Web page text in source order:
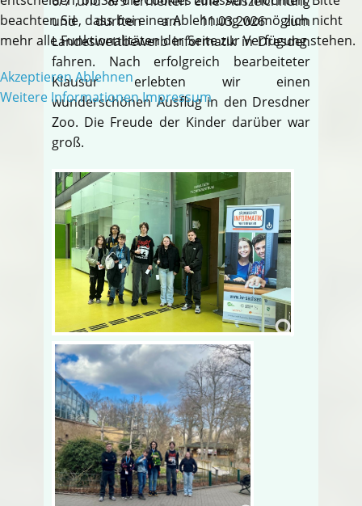
und durften am 11.03.2026 zum
Landeswettbewerb Informatik in Dresden
fahren. Nach erfolgreich bearbeiteter
Klausur erlebten wir einen
wunderschönen Ausflug in den Dresdner
Zoo. Die Freude der Kinder darüber war
groß.
beachten Sie, dass bei einer Ablehnung womöglich nicht
mehr alle Funktionalitäten der Seite zur Verfügung stehen.
AkzeptierenAblehnen
Weitere Informationen Impressum